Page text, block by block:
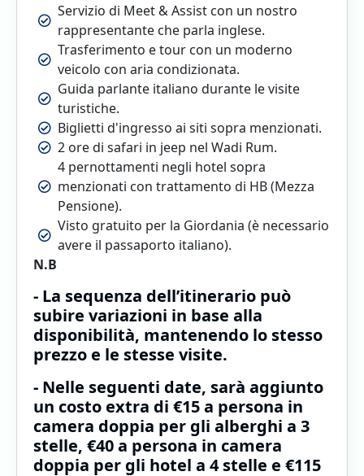
Servizio di Meet & Assist con un nostro
rappresentante che parla inglese.
Trasferimento e tour con un moderno
veicolo con aria condizionata.
Guida parlante italiano durante le visite
turistiche.
Biglietti d'ingresso ai siti sopra menzionati.
2 ore di safari in jeep nel Wadi Rum.
4 pernottamenti negli hotel sopra
menzionati con trattamento di HB (Mezza
Pensione).
Visto gratuito per la Giordania (è necessario
avere il passaporto italiano).
N.B
- La sequenza dell’itinerario può
subire variazioni in base alla
disponibilità, mantenendo lo stesso
prezzo e le stesse visite.
- Nelle seguenti date, sarà aggiunto
un costo extra di €15 a persona in
camera doppia per gli alberghi a 3
stelle, €40 a persona in camera
doppia per gli hotel a 4 stelle e €115